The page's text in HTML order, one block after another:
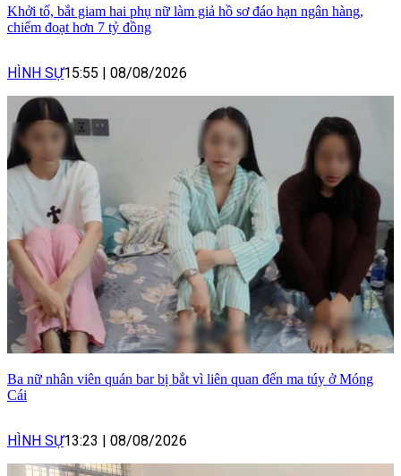
Khởi tố, bắt giam hai phụ nữ làm giả hồ sơ đáo hạn ngân hàng,
chiếm đoạt hơn 7 tỷ đồng
HÌNH SỰ15:55 | 08/08/2026
Ba nữ nhân viên quán bar bị bắt vì liên quan đến ma túy ở Móng
Cái
HÌNH SỰ13:23 | 08/08/2026